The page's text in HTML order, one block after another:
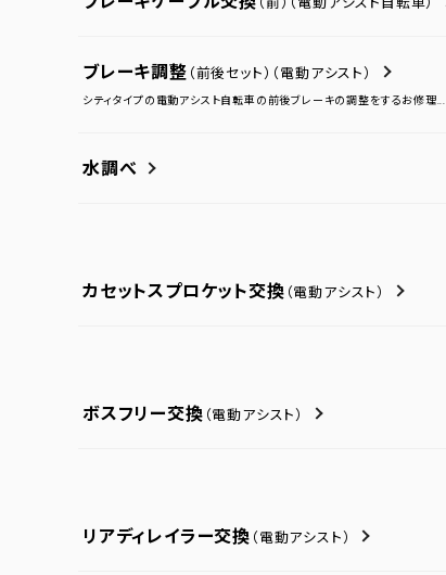
ブレーキ調整 （前後セット） （電動アシスト）
シティタイプの電動アシスト自転車の前後ブレーキの調整をするお修理...
水調べ
カセットスプロケット交換 （電動アシスト）
ボスフリー交換 （電動アシスト）
リアディレイラー交換 （電動アシスト）